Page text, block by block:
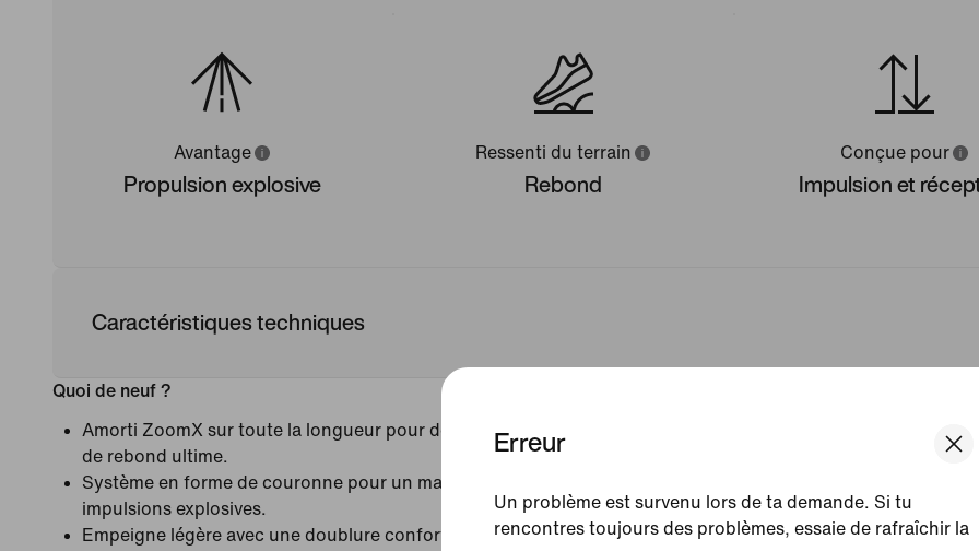
Erreur
Un problème est survenu lors de ta demande. Si tu
rencontres toujours des problèmes, essaie de rafraîchir la
Avantage
Propulsion explosive
Ressenti du terrain
Rebond
Conçue pour
Impulsion et
Caractéristiques techniques
Quoi de neuf ?
Amorti ZoomX sur toute la longueur pour des sauts puissants et une sensation
de rebond ultime.
Système en forme de couronne pour un maintien optimal du pied et des
impulsions explosives.
Empeigne légère avec une doublure confortable pour encore plus de maintien.